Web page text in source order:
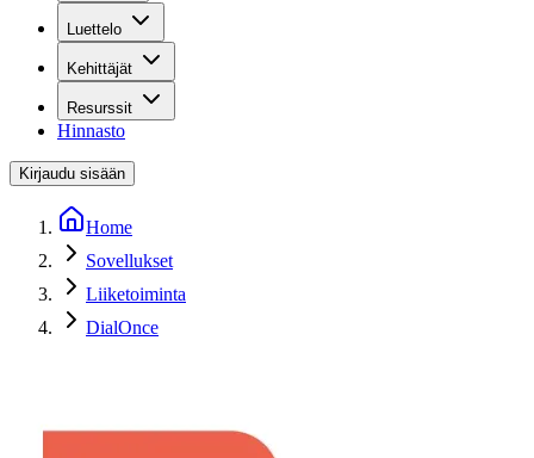
Luettelo
Kehittäjät
Resurssit
Hinnasto
Kirjaudu sisään
Home
Sovellukset
Liiketoiminta
DialOnce